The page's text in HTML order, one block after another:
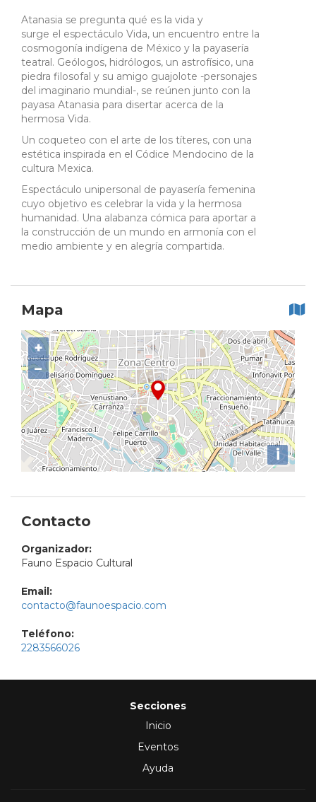
Atanasia se pregunta qué es la vida y
surge el espectáculo Vida, un encuentro entre la
cosmogonía indígena de México y la payasería
teatral. Geólogos, hidrólogos, un astrofísico, una
piedra filosofal y su amigo guajolote -personajes
del imaginario mundial-, se reúnen junto con la
payasa Atanasia para disertar acerca de la
hermosa Vida.
Un coqueteo con el arte de los títeres, con una
estética inspirada en el Códice Mendocino de la
cultura Mexica.
Espectáculo unipersonal de payasería femenina
cuyo objetivo es celebrar la vida y la hermosa
humanidad. Una alabanza cómica para aportar a
la construcción de un mundo en armonía con el
medio ambiente y en alegría compartida.
Mapa
+
−
i
Contacto
Organizador:
Fauno Espacio Cultural
Email:
contacto@faunoespacio.com
Teléfono:
2283566026
Secciones
Inicio
Eventos
Ayuda